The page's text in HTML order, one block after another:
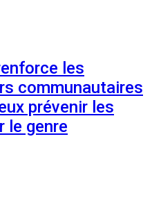
les
communautaires
prévenir les
le genre